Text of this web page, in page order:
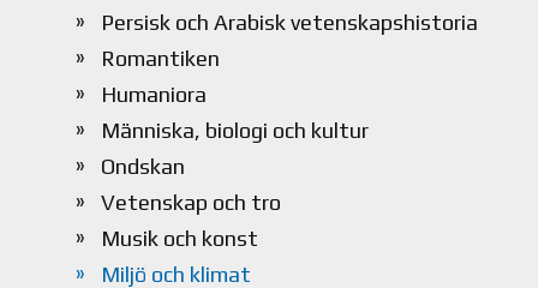
Persisk och Arabisk vetenskapshistoria
Romantiken
Humaniora
Människa, biologi och kultur
Ondskan
Vetenskap och tro
Musik och konst
Miljö och klimat